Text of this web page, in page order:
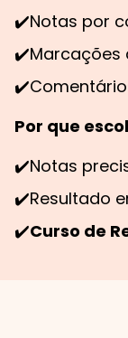
✔️Notas por
✔️Marcações
✔️
Por que
✔️Notas
✔️Resultado
✔️Curso de